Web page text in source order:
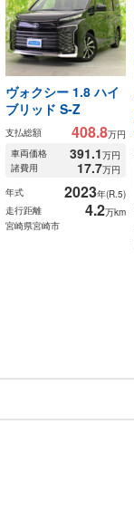
ヴォクシー 1.8 ハイ
ブリッド S-Z
支払総額 408.8万円
車両価格
391.1万円
諸費用
17.7万円
年式
2023年(R.5)
走行距離
4.2万km
宮崎県宮崎市